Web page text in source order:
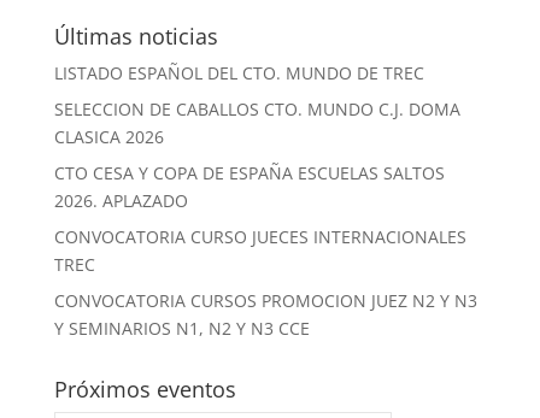
Últimas noticias
LISTADO ESPAÑOL DEL CTO. MUNDO DE TREC
SELECCION DE CABALLOS CTO. MUNDO C.J. DOMA
CLASICA 2026
CTO CESA Y COPA DE ESPAÑA ESCUELAS SALTOS
2026. APLAZADO
CONVOCATORIA CURSO JUECES INTERNACIONALES
TREC
CONVOCATORIA CURSOS PROMOCION JUEZ N2 Y N3
Y SEMINARIOS N1, N2 Y N3 CCE
Próximos eventos